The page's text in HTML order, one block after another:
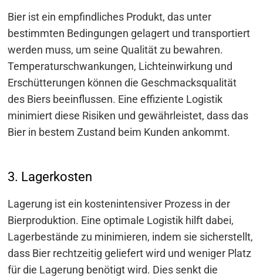
Bier ist ein empfindliches Produkt, das unter
bestimmten Bedingungen gelagert und transportiert
werden muss, um seine Qualität zu bewahren.
Temperaturschwankungen, Lichteinwirkung und
Erschütterungen können die Geschmacksqualität
des Biers beeinflussen. Eine effiziente Logistik
minimiert diese Risiken und gewährleistet, dass das
Bier in bestem Zustand beim Kunden ankommt.
3. Lagerkosten
Lagerung ist ein kostenintensiver Prozess in der
Bierproduktion. Eine optimale Logistik hilft dabei,
Lagerbestände zu minimieren, indem sie sicherstellt,
dass Bier rechtzeitig geliefert wird und weniger Platz
für die Lagerung benötigt wird. Dies senkt die